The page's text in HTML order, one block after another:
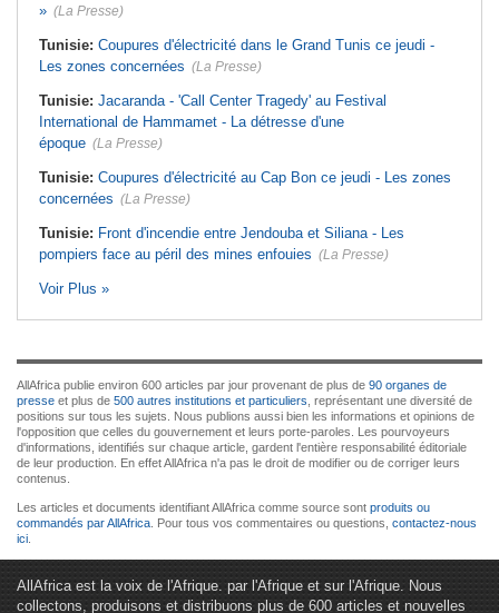
» (La Presse)
Tunisie: Coupures d'électricité dans le Grand Tunis ce jeudi -
Les zones concernées (La Presse)
Tunisie: Jacaranda - 'Call Center Tragedy' au Festival
International de Hammamet - La détresse d'une
époque (La Presse)
Tunisie: Coupures d'électricité au Cap Bon ce jeudi - Les zones
concernées (La Presse)
Tunisie: Front d'incendie entre Jendouba et Siliana - Les
pompiers face au péril des mines enfouies (La Presse)
Voir Plus »
AllAfrica publie environ 600 articles par jour provenant de plus de 90 organes de
presse et plus de 500 autres institutions et particuliers , représentant une diversité de
positions sur tous les sujets. Nous publions aussi bien les informations et opinions de
l'opposition que celles du gouvernement et leurs porte-paroles. Les pourvoyeurs
d'informations, identifiés sur chaque article, gardent l'entière responsabilité éditoriale
de leur production. En effet AllAfrica n'a pas le droit de modifier ou de corriger leurs
contenus.
Les articles et documents identifiant AllAfrica comme source sont produits ou
commandés par AllAfrica . Pour tous vos commentaires ou questions, contactez-nous
ici
AllAfrica est la voix de l'Afrique. par l'Afrique et sur l'Afrique. Nous
collectons, produisons et distribuons plus de 600 articles et nouvelles